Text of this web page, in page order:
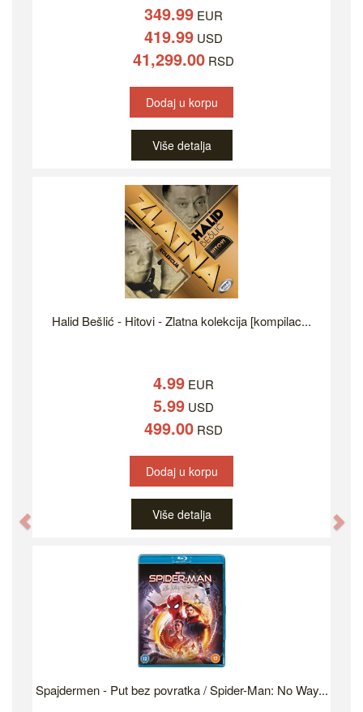
349.99 EUR
419.99 USD
41,299.00 RSD
Dodaj u korpu
Više detalja
Halid Bešlić - Hitovi - Zlatna kolekcija [kompilac...
4.99 EUR
5.99 USD
499.00 RSD
Dodaj u korpu
Više detalja
Spajdermen - Put bez povratka / Spider-Man: No Way...